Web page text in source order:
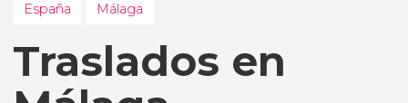
España Málaga
Traslados en